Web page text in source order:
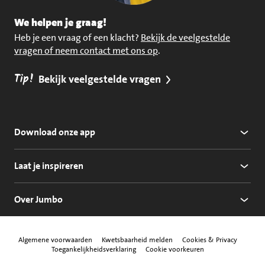
We helpen je graag!
Heb je een vraag of een klacht? Bekijk de veelgestelde
vragen of neem contact met ons op.
Tip! Bekijk veelgestelde vragen
Download onze app
Laat je inspireren
Over Jumbo
Algemene voorwaarden Kwetsbaarheid melden
Cookies & Privacy
Toegankelijkheidsverklaring
Cookie voorkeuren